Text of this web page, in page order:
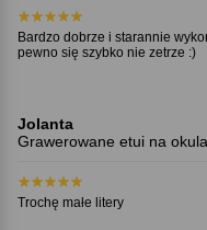
Bardzo dobrze i starannie
pewno się szybko nie zetrze :)
Grawerowane etui na
Jolanta
Trochę małe litery